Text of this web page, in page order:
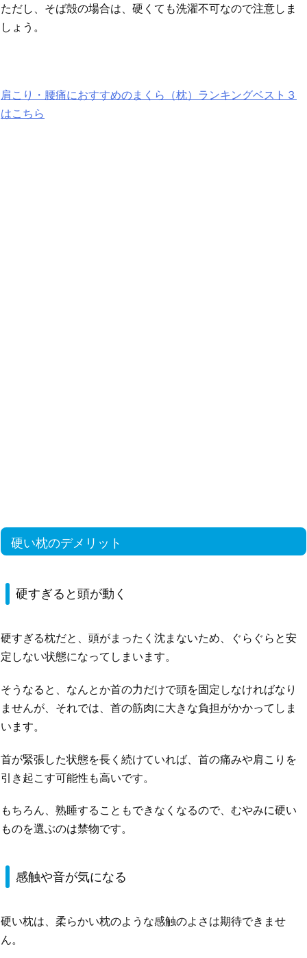
ただし、そば殻の場合は、硬くても洗濯不可なので注意しま
しょう。
肩こり・腰痛におすすめのまくら（枕）ランキングベスト３
はこちら
硬い枕のデメリット
硬すぎると頭が動く
硬すぎる枕だと、頭がまったく沈まないため、ぐらぐらと安
定しない状態になってしまいます。
そうなると、なんとか首の力だけで頭を固定しなければなり
ませんが、それでは、首の筋肉に大きな負担がかかってしま
います。
首が緊張した状態を長く続けていれば、首の痛みや肩こりを
引き起こす可能性も高いです。
もちろん、熟睡することもできなくなるので、むやみに硬い
ものを選ぶのは禁物です。
感触や音が気になる
硬い枕は、柔らかい枕のような感触のよさは期待できませ
ん。